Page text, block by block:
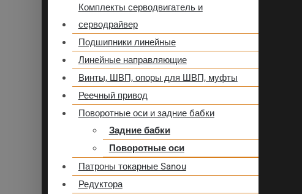
Комплекты серводвигатель и
серводрайвер
Подшипники линейные
Линейные направляющие
Винты, ШВП, опоры для ШВП, муфты
Реечный привод
Поворотные оси и задние бабки
Задние бабки
Поворотные оси
Патроны токарные Sanou
Редуктора